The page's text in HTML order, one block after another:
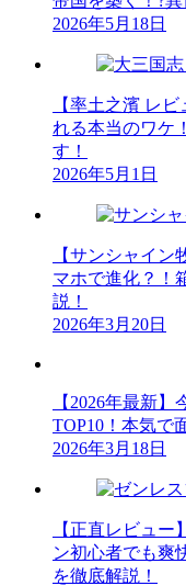
2026年5月18日
【率土之濱 レ
れる本当のワケ
す！
2026年5月1日
【サンシャイ
マホで進化？！
説！
2026年3月20日
【2026年最新
TOP10！本気で
2026年3月18日
【正直レビュー
ン初心者でも爽
を徹底解説！